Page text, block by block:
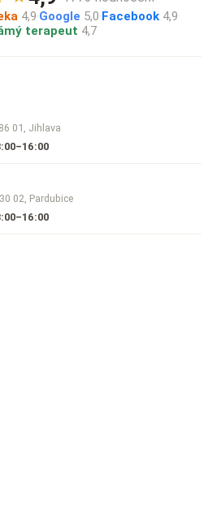
4,9·Google 5,0·Facebook 4,9·
terapeut 4,7
01, Jihlava
02, Pardubice